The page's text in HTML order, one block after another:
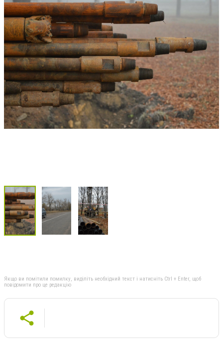
Якщо ви помітили помилку, виділіть необхідний текст і натисніть Ctrl + Enter, щоб
повідомити про це редакцію